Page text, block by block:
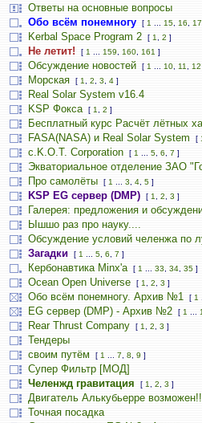
Ответы на основные вопросы
Обо всём понемногу
[ 1 15 16 17
Kerbal Space Program 2 [ 1 2 ]
Не летит! [ 1 159 160 161 ]
Обсуждение новостей [ 1 10 11 12
Морская [ 1 2 3 4 ]
Real Solar System v16.4
KSP Фокса
[ 1 2 ]
Бесплатный курс Расчёт лётных
FASA(NASA) и Real Solar System
[
c.K.O.T. Corporation [ 1 5 6 7 ]
Экваториальное отделение ЗАО
Про самолёты [ 1 3 4 5 ]
KSP EG сервер (DMP) [ 1 2 3 ]
Галерея: предложения и
Ышшо раз про науку....
Обсуждение условий челенжа по
Загадки [ 1 5 6 7 ]
Кербонавтика Minx'a [ 1 33 34 35 ]
Ocean Open Universe [ 1 2 3 ]
Обо всём понемногу. Архив №1 [ 1
EG сервер (DMP) - Архив №2 [ 1
Rear Thrust Company [ 1 2 3 ]
Тендеры
своим путём
[ 1 7 8 9 ]
Супер Фильтр [МОД]
Челенжд гравитация
[ 1 2 3 ]
Двигатель Алькубьерре
Точная посадка